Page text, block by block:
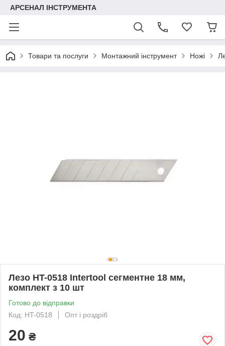
АРСЕНАЛ ІНСТРУМЕНТА
Товари та послуги Монтажний інструмент Ножі
Лезо HT-0518 Intertool сегментне 18 мм,
комплект з 10 шт
Готово до відправки
Код: HT-0518
Опт і роздріб
20 ₴